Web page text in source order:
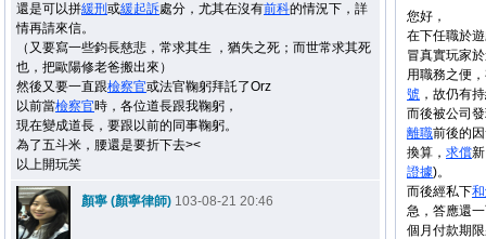
還是可以拼緩刑 或緩起訴處分，尤其在沒有前科的情況下，詳
情再請來信。
（又要寫一些鈞長慈悲，常求其生 ，猶失之死；而世常求其死
也，把歐陽修老爸搬出來）
然後又要一直跟檢察官或法官鞠躬拜託了Orz
以前當檢察官時，各位道長跟我鞠躬，
現在變成道長，要跟以前的同事鞠躬。
為了五斗米，腰還是要折下去><
以上開玩笑
顏寧 (顏寧律師) 103-08-21 20:46
您好，
在下任職於
冒真實玩家
用職務之便
號 ，故仍有
而後被公司
離職前後的
換算， 求償
證據)。
而後經私下
急，答應還
個月付款期